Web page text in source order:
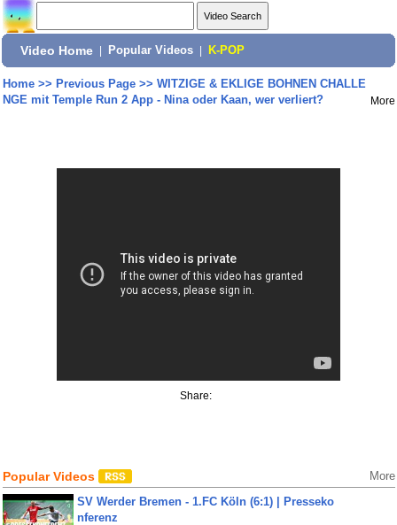
Video Home Popular Videos K-POP
Home>> Previous Page>> WITZIGE & EKLIGE BOHNEN CHALLE
NGE mit Temple Run 2 App - Nina oder Kaan, wer verliert?
More
Share:
Popular Videos More
SV Werder Bremen - 1.FC Köln (6:1) | Presseko
nferenz